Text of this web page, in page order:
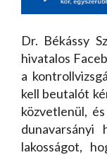
Dr. Békássy
hivatalos
a
kell beutalót
közvetlenül,
lakosságot,